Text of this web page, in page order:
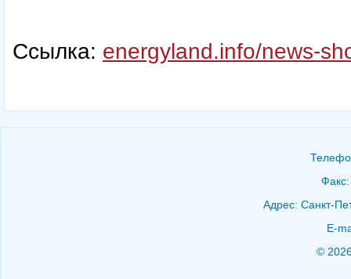
Ссылка: energyland.info/news-
Адрес: Санкт-
E-
©